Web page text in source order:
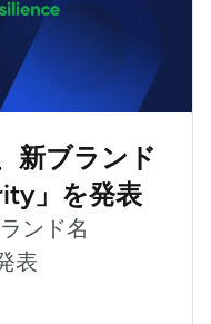
新ブランド
」を発表
ンド名
表